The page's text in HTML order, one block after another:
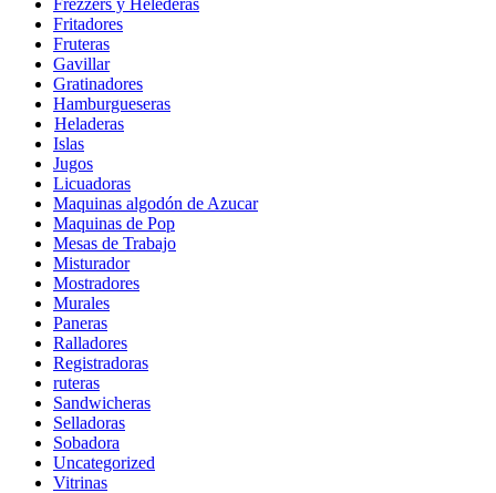
Fritadores
Fruteras
Gavillar
Gratinadores
Hamburgueseras
Heladeras
Islas
Jugos
Licuadoras
Maquinas algodón de Azucar
Maquinas de Pop
Mesas de Trabajo
Misturador
Mostradores
Murales
Paneras
Ralladores
Registradoras
ruteras
Sandwicheras
Selladoras
Sobadora
Uncategorized
Vitrinas